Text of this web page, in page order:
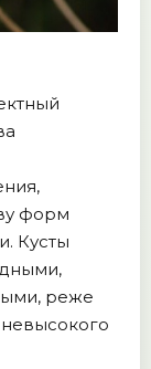
форм
Кусты
реже